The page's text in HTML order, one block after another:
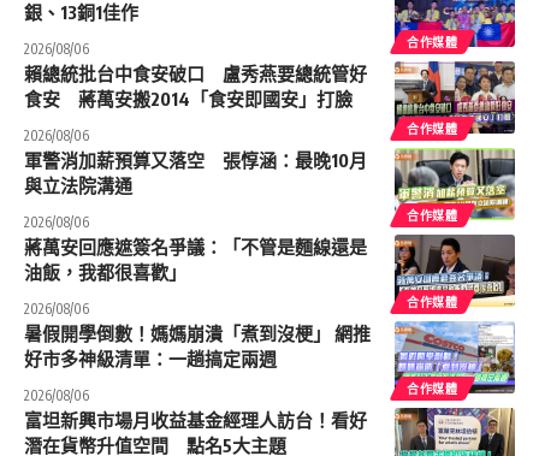
合作媒體
銀、13銅1佳作
2026/08/06
合作媒體
賴總統批台中食安破口 盧秀燕要總統管好
食安 蔣萬安搬2014「食安即國安」打臉
2026/08/06
合作媒體
軍警消加薪預算又落空 張惇涵：最晚10月
與立法院溝通
2026/08/06
合作媒體
蔣萬安回應遮簽名爭議：「不管是麵線還是
油飯，我都很喜歡」
2026/08/06
合作媒體
暑假開學倒數！媽媽崩潰「煮到沒梗」 網推
好市多神級清單：一趟搞定兩週
2026/08/06
富坦新興市場月收益基金經理人訪台！看好
潛在貨幣升值空間 點名5大主題